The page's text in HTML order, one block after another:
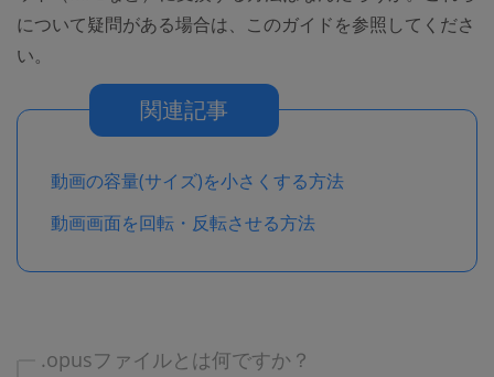
について疑問がある場合は、このガイドを参照してくださ
い。
関連記事
動画の容量(サイズ)を小さくする方法
動画画面を回転・反転させる方法
.opusファイルとは何ですか？